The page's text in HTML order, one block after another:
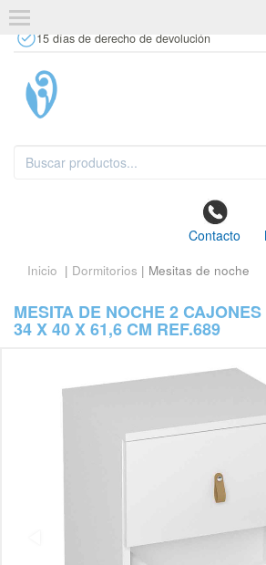
15 días de derecho de devolución
Contacto
Inicio | Dormitorios | Mesitas de noche
MESITA DE NOCHE 2
34 X 40 X 61,6 CM REF.689